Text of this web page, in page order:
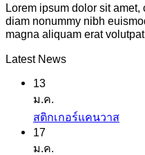
Lorem ipsum dolor sit
diam nonummy nibh
magna aliquam erat
Latest News
13
ม.ค.
สติกเกอร์แคนวาสไม่มี
17
ม.ค.